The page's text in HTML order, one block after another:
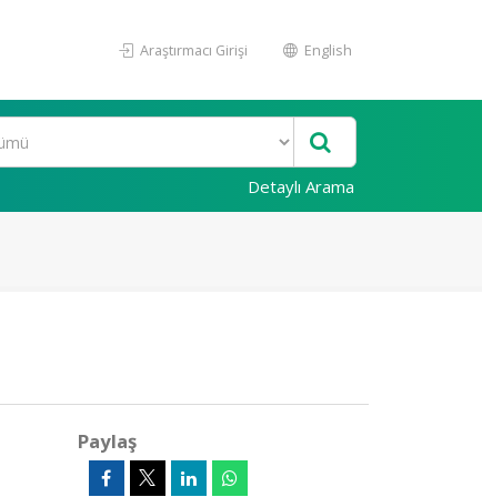
Araştırmacı Girişi English
Detaylı Arama
Paylaş